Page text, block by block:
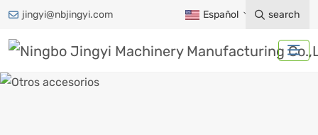
jingyi@nbjingyi.com Español search